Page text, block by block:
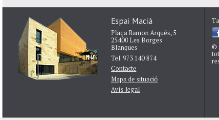
Espai Macià
Plaça Ramon Arqués, 5
25400 Les Borges
Blanques
Tel. 973 140 874
Contacte
Mapa de situació
Avís legal
©